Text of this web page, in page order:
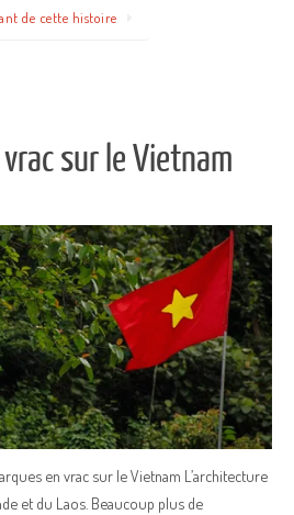
de cette histoire
sur le Vietnam
en vrac sur le Vietnam L’architecture
et du Laos. Beaucoup plus de